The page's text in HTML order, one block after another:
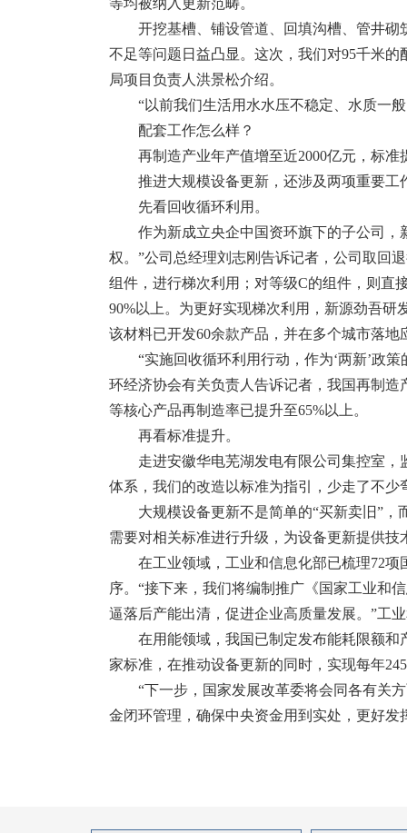
等均被纳入更新范畴。
开挖基槽、铺设管道、回填沟槽、管井
不足等问题日益凸显。这次，我们对95千米
局项目负责人洪景松介绍。
“以前我们生活用水水压不稳定、水质一
配套工作怎么样？
再制造产业年产值增至近2000亿元，标准
推进大规模设备更新，还涉及两项重要
先看回收循环利用。
作为新成立央企中国资环旗下的子公司
权。”公司总经理刘志刚告诉记者，公司取回
组件，进行梯次利用；对等级C的组件，则直
90%以上。为更好实现梯次利用，新源劲吾
该材料已开发60余款产品，并在多个城市落地
“实施回收循环利用行动，作为‘两新’政
环经济协会有关负责人告诉记者，我国再制造
等核心产品再制造率已提升至65%以上。
再看标准提升。
走进安徽华电芜湖发电有限公司集控室
体系，我们的改造以标准为指引，少走了不
大规模设备更新不是简单的“买新卖旧”
需要对相关标准进行升级，为设备更新提供技
在工业领域，工业和信息化部已梳理72
序。“接下来，我们将编制推广《国家工业和
逼落后产能出清，促进企业高质量发展。”工
在用能领域，我国已制定发布能耗限额
家标准，在推动设备更新的同时，实现每年
“下一步，国家发展改革委将会同各有关
金闭环管理，确保中央资金用到实处，更好发